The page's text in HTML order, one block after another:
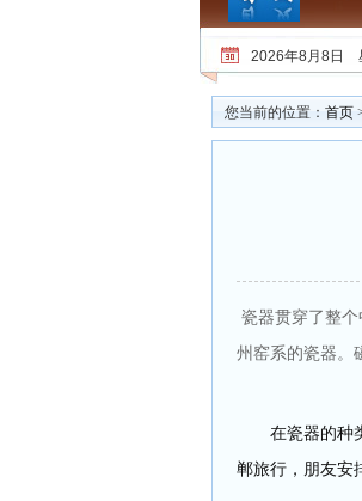
2026年8月8日
您当前的位置： 首页
瓷器贯穿了整
州窑系的瓷器。
在瓷器的种类
郸旅行，朋友安